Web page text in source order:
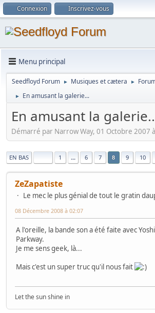
Connexion Inscrivez-vous
Menu principal
Seedfloyd Forum ► Musiques et cætera ►
► En amusant la galerie...
En amusant la
Démarré par Narrow Way, 01 Octobre 2007
EN BAS 1 ... 6 7 8 9 10
ZeZapatiste
Le mec le plus génial de tout le gratin
08 Décembre 2008 à 02:07
A l'oreille, la bande son a été faite avec
Parkway.
Je me sens geek, là...
Mais c'est un super truc qu'il nous fait
Let the sun shine in